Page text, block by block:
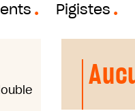
Pigistes